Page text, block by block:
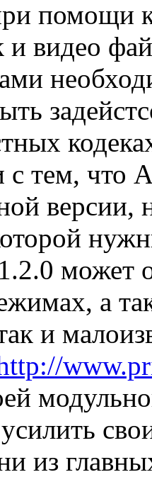
помощи
и видео
с тем, что
версии,
может
а
и
из